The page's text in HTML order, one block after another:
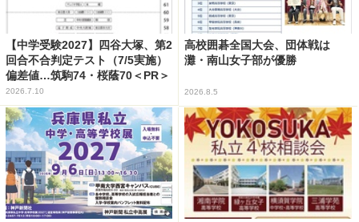
【中学受験2027】四谷大塚、第2
回合不合判定テスト（7/5実施）
偏差値…筑駒74・桜蔭70＜PR＞
2026.7.10
高校囲碁全国大会、団体戦は
灘・南山女子部が優勝
2026.8.5